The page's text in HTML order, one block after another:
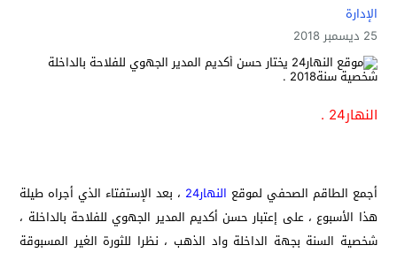
الإدارة
25 ديسمبر 2018
النهار24 .
أجمع الطاقم الصحفي لموقع النهار24
، بعد الإستفتاء الذي أجراه طيلة
هذا الأسبوع ، على إعتبار حسن أكديم المدير الجهوي للفلاحة بالداخلة ،
شخصية السنة بجهة الداخلة واد الذهب ، نظرا للثورة الغير المسبوقة